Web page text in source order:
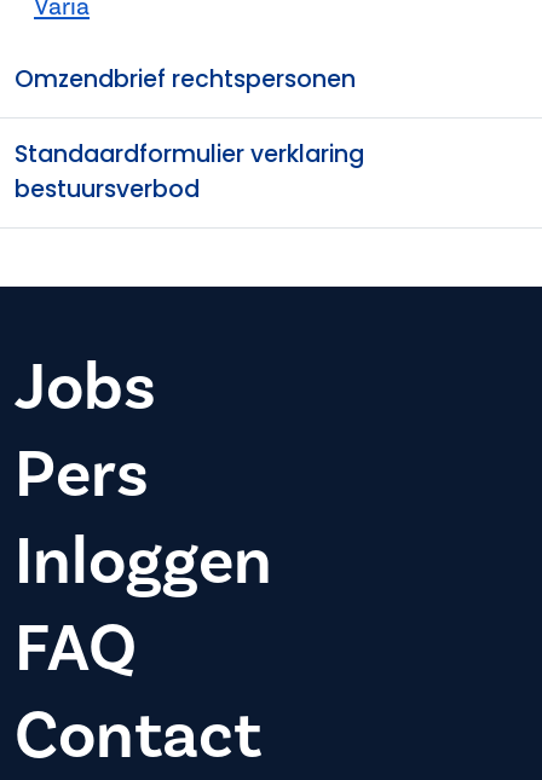
Varia
Omzendbrief rechtspersonen
Standaardformulier verklaring
bestuursverbod
Jobs
Pers
Inloggen
FAQ
Contact